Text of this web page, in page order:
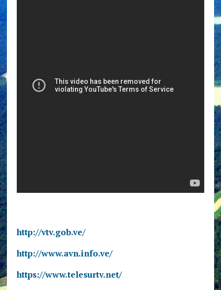
http://vtv.gob.ve/
http://www.avn.info.ve/
https://www.telesurtv.net/